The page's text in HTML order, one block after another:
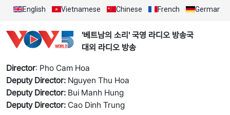
English Vietnamese Chinese French German
'베트남의 소리' 국영 라디오 방송국
대외 라디오 방송
Director: Pho Cam Hoa
Deputy Director: Nguyen Thu Hoa
Deputy Director: Bui Manh Hung
Deputy Director: Cao Dinh Trung